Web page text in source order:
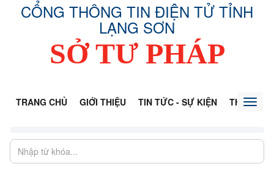
CỔNG THÔNG TIN ĐIỆN TỬ TỈNH
LẠNG SƠN
SỞ TƯ PHÁP
TRANG CHỦ GIỚI THIỆU TIN TỨC - SỰ KIỆN THÔNG